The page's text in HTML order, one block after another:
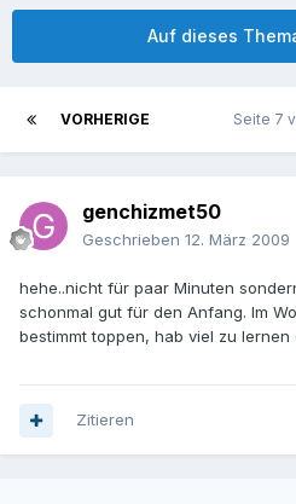
Auf dieses
VORHERIGE Seite 7
genchizmet50
Geschrieben 12. März 2009
hehe..nicht für paar Minuten
schonmal gut für den Anfang. Im
bestimmt toppen, hab viel zu lernen
Zitieren